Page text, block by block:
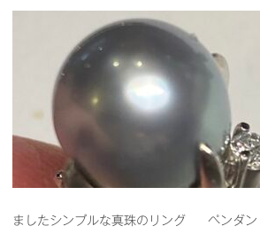
ましたシンプルな真珠のリング ペンダン